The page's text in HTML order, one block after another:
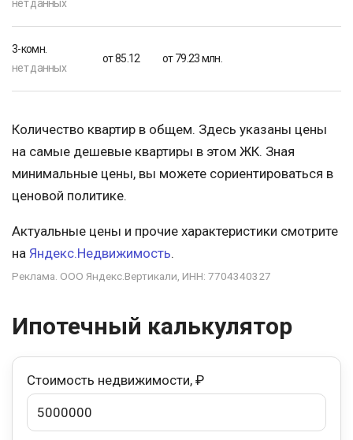
нет данных
3-комн.
нет данных
от 85.12 от 79.23 млн.
Количество квартир в общем. Здесь указаны цены
на самые дешевые квартиры в этом ЖК. Зная
минимальные цены, вы можете сориентироваться в
ценовой политике.
Актуальные цены и прочие характеристики смотрите
на Яндекс.Недвижимость.
Реклама. ООО Яндекс.Вертикали, ИНН: 7704340327
Ипотечный калькулятор
Стоимость недвижимости, ₽